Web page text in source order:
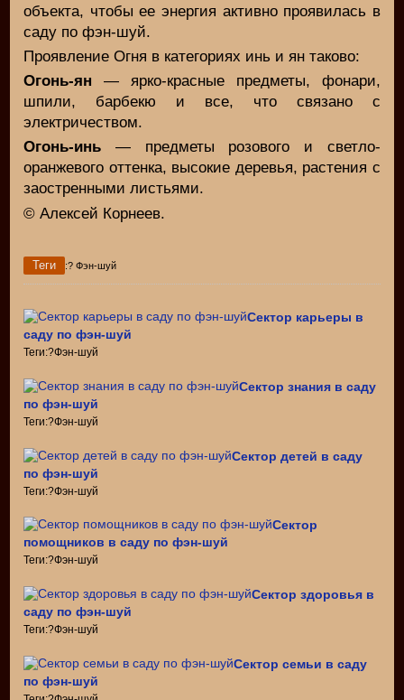
объекта, чтобы ее энергия активно проявилась в
саду по фэн-шуй.
Проявление Огня в категориях инь и ян таково:
Огонь-ян — ярко-красные предметы, фонари,
шпили, барбекю и все, что связано с
электричеством.
Огонь-инь — предметы розового и светло-
оранжевого оттенка, высокие деревья, растения с
заостренными листьями.
© Алексей Корнеев.
Теги :? Фэн-шуй
Сектор карьеры в
саду по фэн-шуй
Теги:?Фэн-шуй
Сектор знания в саду
по фэн-шуй
Теги:?Фэн-шуй
Сектор детей в саду
по фэн-шуй
Теги:?Фэн-шуй
Сектор
помощников в саду по фэн-шуй
Теги:?Фэн-шуй
Сектор здоровья в
саду по фэн-шуй
Теги:?Фэн-шуй
Сектор семьи в саду
по фэн-шуй